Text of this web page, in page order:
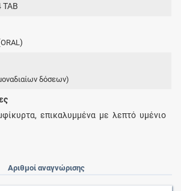
TAB
ORAL)
δόσεων)
επικαλυμμένα με λεπτό υμένιο
Αριθμοί αναγνώρισης